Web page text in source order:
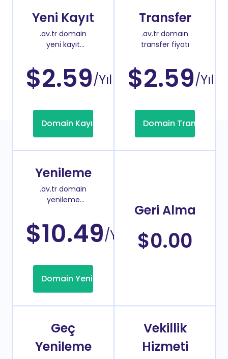
Yeni Kayıt
.av.tr domain
yeni kayıt
$2.59/Yıl
Domain Kayıt
Transfer
.av.tr domain
transfer fiyatı
$2.59/Yıl
Domain Transfer
Yenileme
.av.tr domain
yenileme
$10.49/Yıl
Domain Yenileme
Geri Alma
$0.00
Geç
Yenileme
Vekillik
Hizmeti